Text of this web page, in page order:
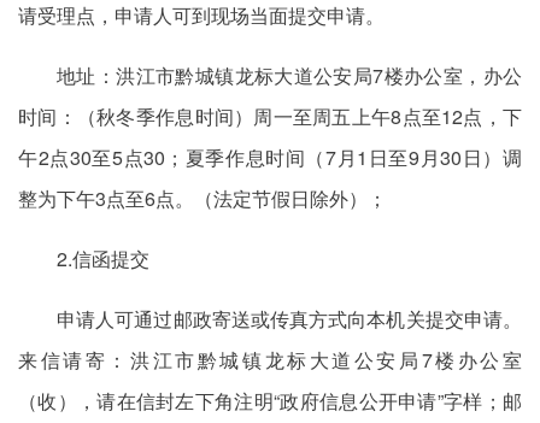
请受理点，申请人可到现场当面提交申请。
地址：洪江市黔城镇龙标大道公安局7楼办公室，办公
时间：（秋冬季作息时间）周一至周五上午8点至12点，下
午2点30至5点30；夏季作息时间（7月1日至9月30日）调
整为下午3点至6点。（法定节假日除外）；
2.信函提交
申请人可通过邮政寄送或传真方式向本机关提交申请。
来信请寄：洪江市黔城镇龙标大道公安局7楼办公室
（收），请在信封左下角注明“政府信息公开申请”字样；邮